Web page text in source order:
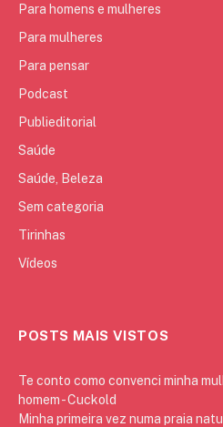
Para homens e mulheres
Para mulheres
Para pensar
Podcast
Publieditorial
Saúde
Saúde, Beleza
Sem categoria
Tirinhas
Vídeos
POSTS MAIS VISTOS
Te conto como convenci minha
homem - Cuckold
Minha primeira vez numa praia